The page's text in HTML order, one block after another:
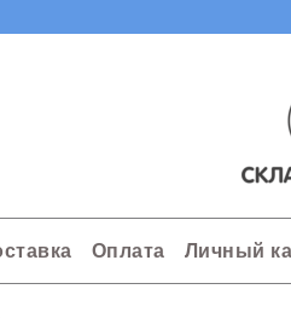
Оплата Личный